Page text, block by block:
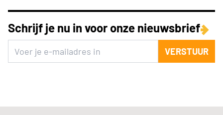
Schrijf je nu in voor onze nieuwsbrief
VERSTUUR